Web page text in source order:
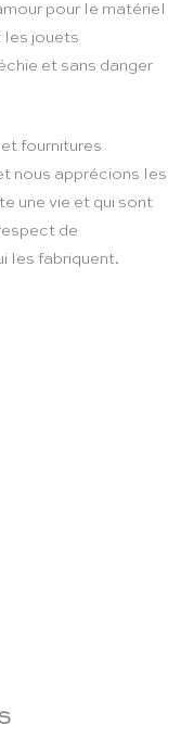
pour le matériel
les jouets
et sans danger
fournitures
nous apprécions les
une vie et qui sont
de
les fabriquent.